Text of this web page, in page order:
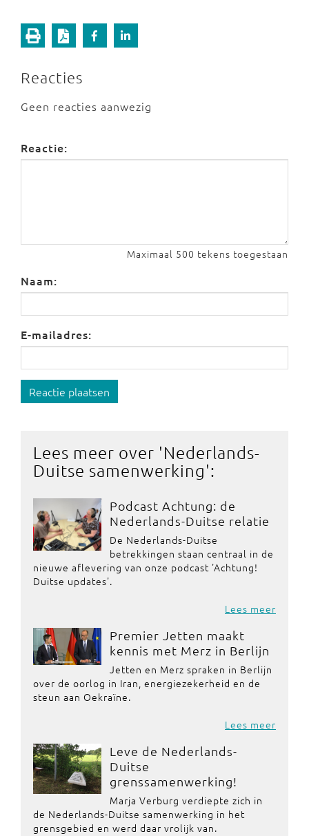
Reacties
Geen reacties aanwezig
Reactie:
Maximaal 500 tekens toegestaan
Naam:
E-mailadres:
Reactie plaatsen
Lees meer over 'Nederlands-
Duitse samenwerking':
Podcast Achtung: de
Nederlands-Duitse relatie
De Nederlands-Duitse
betrekkingen staan centraal in de
nieuwe aflevering van onze podcast 'Achtung!
Duitse updates'.
Lees meer
Premier Jetten maakt
kennis met Merz in Berlijn
Jetten en Merz spraken in Berlijn
over de oorlog in Iran, energiezekerheid en de
steun aan Oekraïne.
Lees meer
Leve de Nederlands-
Duitse
grenssamenwerking!
Marja Verburg verdiepte zich in
de Nederlands-Duitse samenwerking in het
grensgebied en werd daar vrolijk van.